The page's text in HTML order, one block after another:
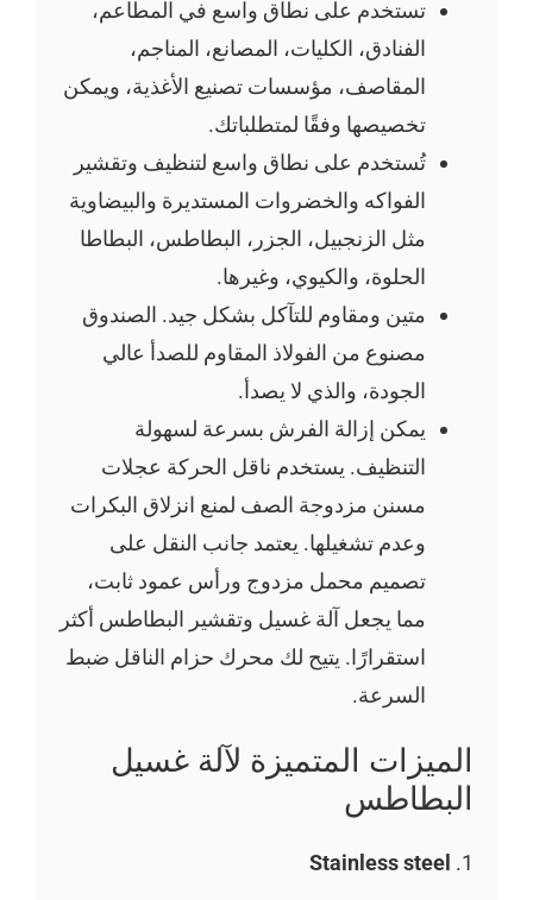
تستخدم على نطاق واسع في المطاعم،
الفنادق، الكليات، المصانع، المناجم،
المقاصف، مؤسسات تصنيع الأغذية، ويمكن
تخصيصها وفقًا لمتطلباتك.
تُستخدم على نطاق واسع لتنظيف وتقشير
الفواكه والخضروات المستديرة والبيضاوية
مثل الزنجبيل، الجزر، البطاطس، البطاطا
الحلوة، والكيوي، وغيرها.
متين ومقاوم للتآكل بشكل جيد. الصندوق
مصنوع من الفولاذ المقاوم للصدأ عالي
الجودة، والذي لا يصدأ.
يمكن إزالة الفرش بسرعة لسهولة
التنظيف. يستخدم ناقل الحركة عجلات
مسنن مزدوجة الصف لمنع انزلاق البكرات
وعدم تشغيلها. يعتمد جانب النقل على
تصميم محمل مزدوج ورأس عمود ثابت،
مما يجعل آلة غسيل وتقشير البطاطس أكثر
استقرارًا. يتيح لك محرك حزام الناقل ضبط
السرعة.
الميزات المتميزة لآلة غسيل
البطاطس
Stainless steel